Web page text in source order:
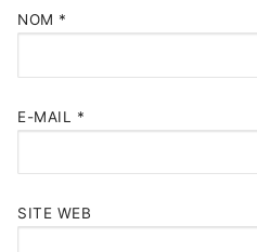
NOM *
E-MAIL *
SITE WEB